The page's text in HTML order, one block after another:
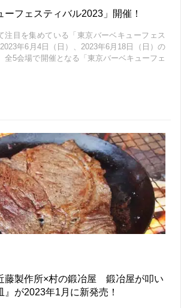
ーフェスティバル2023」開催！
注目を集めている「東京バーベキューフェス
年6月4日（日）、2023年6月18日（日）の
全5会場で開催となる「東京バーベキューフェ
藤製作所×村の鍛冶屋 鍛冶屋が叩い
』が2023年1月に新発売！